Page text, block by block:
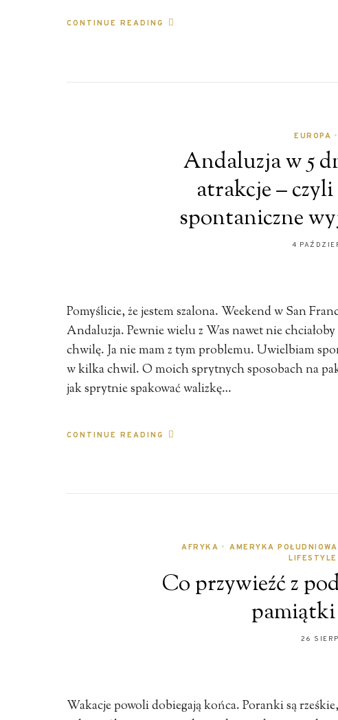
CONTINUE READING
EUROPA •
Andaluzja w 5
atrakcje –
spontaniczne
4
Pomyślicie, że jestem szalona. Weekend w San
Andaluzja. Pewnie wielu z Was nawet nie
chwilę. Ja nie mam z tym problemu. Uwielbiam
w kilka chwil. O moich sprytnych sposobach na
jak sprytnie spakować walizkę…
CONTINUE READING
AFRYKA • AMERYKA POŁUDNIOWA
LIFESTYLE
Co przywieźć z
26
Wakacje powoli dobiegają końca. Poranki są